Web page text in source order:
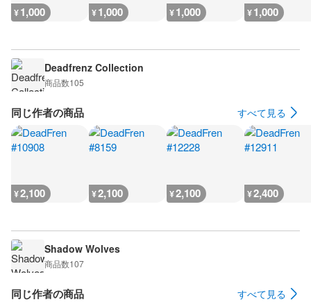
¥1,000 ¥1,000 ¥1,000 ¥1,000
Deadfrenz Collection
商品数105
同じ作者の商品 すべて見る
¥2,100 ¥2,100 ¥2,100 ¥2,400
Shadow Wolves
商品数107
同じ作者の商品 すべて見る